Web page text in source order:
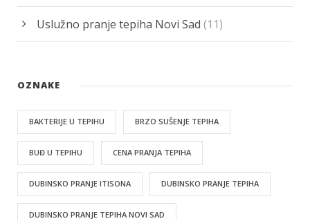
Uslužno pranje tepiha Novi Sad (11)
OZNAKE
BAKTERIJE U TEPIHU BRZO SUŠENJE TEPIHA
BUĐ U TEPIHU CENA PRANJA TEPIHA
DUBINSKO PRANJE ITISONA DUBINSKO PRANJE TEPIHA
DUBINSKO PRANJE TEPIHA NOVI SAD